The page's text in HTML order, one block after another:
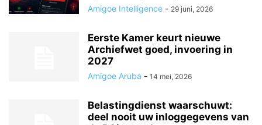
Amigoe Intelligence - 29 juni, 2026
Eerste Kamer keurt nieuwe
Archiefwet goed, invoering in
2027
Amigoe Aruba - 14 mei, 2026
Belastingdienst waarschuwt:
deel nooit uw inloggegevens van